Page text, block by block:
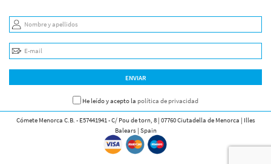
Nombre y apellidos
E-mail
ENVIAR
He leído y acepto la política de privacidad
Cómete Menorca C.B. - E57441941 - C/ Pou de torn, 8 | 07760 Ciutadella de Menorca | Illes
Balears | Spain